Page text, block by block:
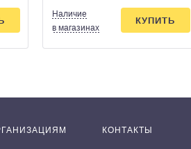
Наличие
в магазинах
КУПИТЬ
КОНТАКТЫ